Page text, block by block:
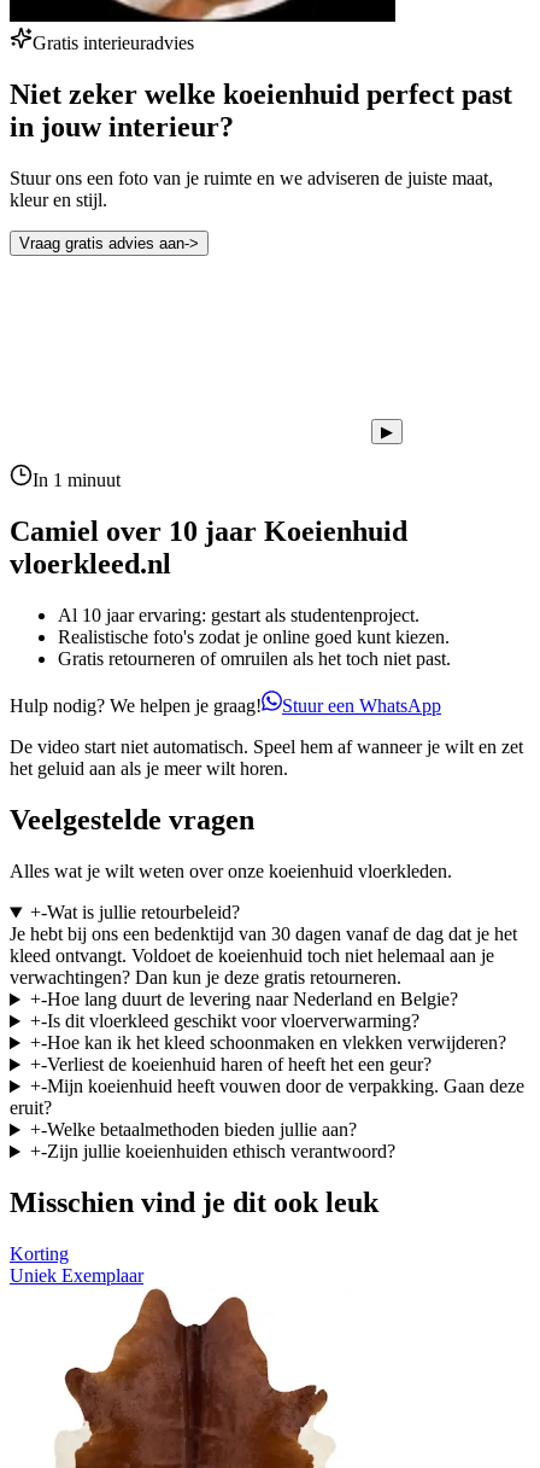
Gratis interieuradvies
Niet zeker welke koeienhuid perfect past
in jouw interieur?
Stuur ons een foto van je ruimte en we adviseren de juiste maat,
kleur en stijl.
Vraag gratis advies aan->
▶
In 1 minuut
Camiel over 10 jaar Koeienhuid
vloerkleed.nl
Al 10 jaar ervaring: gestart als studentenproject.
Realistische foto's zodat je online goed kunt kiezen.
Gratis retourneren of omruilen als het toch niet past.
Hulp nodig? We helpen je graag!
Stuur een WhatsApp
De video start niet automatisch. Speel hem af wanneer je wilt en zet
het geluid aan als je meer wilt horen.
Veelgestelde vragen
Alles wat je wilt weten over onze koeienhuid vloerkleden.
+-Wat is jullie retourbeleid?
Je hebt bij ons een bedenktijd van 30 dagen vanaf de dag dat je het
kleed ontvangt. Voldoet de koeienhuid toch niet helemaal aan je
verwachtingen? Dan kun je deze gratis retourneren.
+-Hoe lang duurt de levering naar Nederland en Belgie?
+-Is dit vloerkleed geschikt voor vloerverwarming?
+-Hoe kan ik het kleed schoonmaken en vlekken verwijderen?
+-Verliest de koeienhuid haren of heeft het een geur?
+-Mijn koeienhuid heeft vouwen door de verpakking. Gaan deze
eruit?
+-Welke betaalmethoden bieden jullie aan?
+-Zijn jullie koeienhuiden ethisch verantwoord?
Misschien vind je dit ook leuk
Korting
Uniek Exemplaar